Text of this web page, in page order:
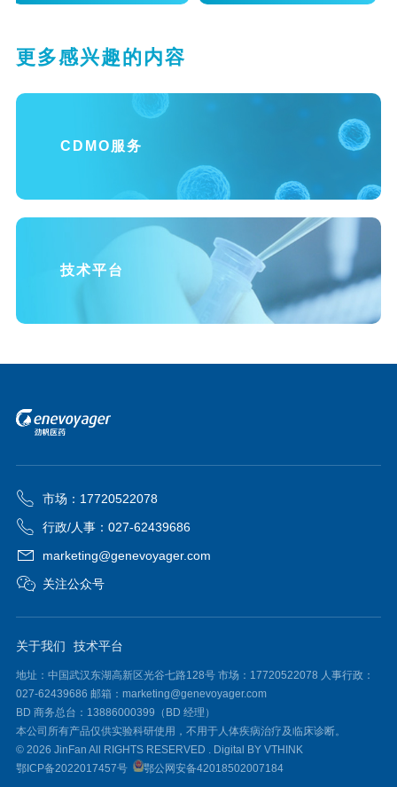
更多感兴趣的内容
CDMO服务
技术平台
市场：17720522078
行政/人事：027-62439686
marketing@genevoyager.com
关注公众号
关于我们 技术平台
地址：中国武汉东湖高新区光谷七路128号 市场：17720522078 人事行政：
027-62439686 邮箱：marketing@genevoyager.com
BD 商务总台：13886000399（BD 经理）
本公司所有产品仅供实验科研使用，不用于人体疾病治疗及临床诊断。
© 2026 JinFan All RIGHTS RESERVED . Digital BY VTHINK
鄂ICP备2022017457号
鄂公网安备42018502007184